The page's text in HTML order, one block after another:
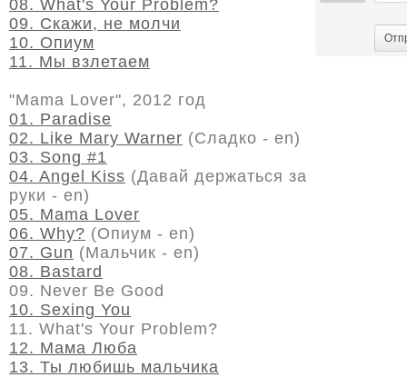
08. What's Your Problem?
09. Скажи, не молчи
10. Опиум
11. Мы взлетаем
"Mama Lover", 2012 год
01. Paradise
02. Like Mary Warner (Сладко - en)
03. Song #1
04. Angel Kiss (Давай держаться за
руки - en)
05. Mama Lover
06. Why? (Опиум - en)
07. Gun (Мальчик - en)
08. Bastard
09. Never Be Good
10. Sexing You
11. What's Your Problem?
12. Мама Люба
13. Ты любишь мальчика